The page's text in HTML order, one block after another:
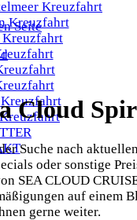
Kreuzfahrt
Kreuzfahrt
Kreuzfahrt
Kreuzfahrt
Kreuzfahrt
Seite
Cloud
Suche nach
oder sonstige
SEA CLOUD
auf einem
gerne weiter.